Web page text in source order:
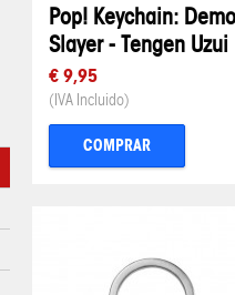
Pop! Keychain:
Slayer - Tengen Uzui
€ 9,95
(IVA Incluido)
COMPRAR